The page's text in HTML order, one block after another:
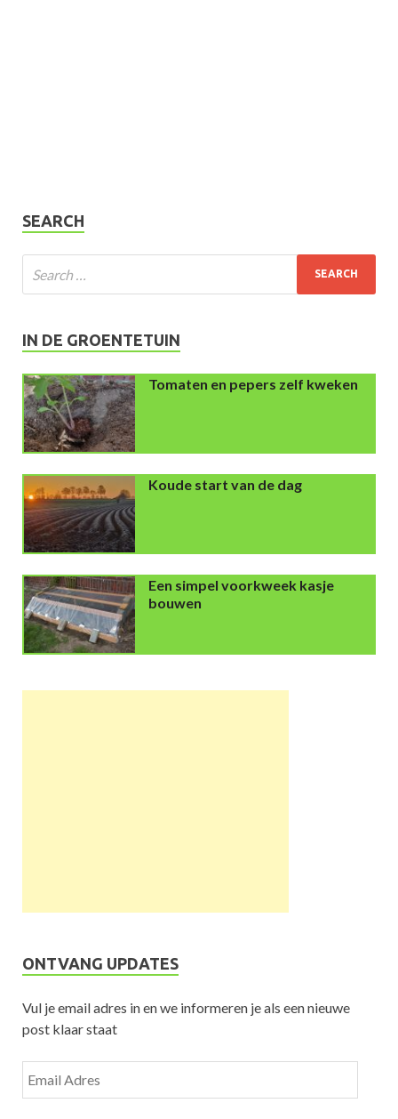
SEARCH
IN DE GROENTETUIN
Tomaten en pepers zelf kweken
Koude start van de dag
Een simpel voorkweek kasje
bouwen
ONTVANG UPDATES
Vul je email adres in en we informeren je als een nieuwe
post klaar staat